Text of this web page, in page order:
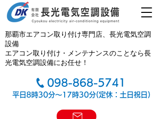
098-868-5741
那覇市エアコン取り付け専門店、長光電気空調
設備
エアコン取り付け・メンテナンスのことなら長
光電気空調設備にお任せ！
平日8時30分～17時30分(定休：土日祝日)